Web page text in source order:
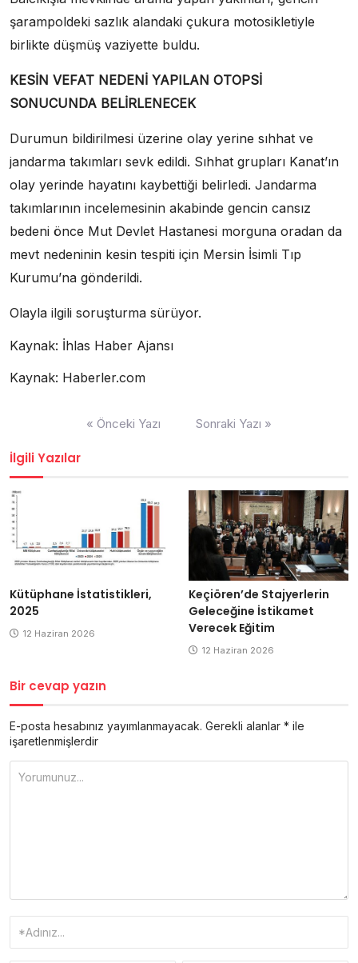
şarampoldeki sazlık alandaki çukura motosikletiyle
birlikte düşmüş vaziyette buldu.
KESİN VEFAT NEDENİ YAPILAN OTOPSİ
SONUCUNDA BELİRLENECEK
Durumun bildirilmesi üzerine olay yerine sıhhat ve
jandarma takımları sevk edildi. Sıhhat grupları Kanat’ın
olay yerinde hayatını kaybettiği belirledi. Jandarma
takımlarının incelemesinin akabinde gencin cansız
bedeni önce Mut Devlet Hastanesi morguna oradan da
mevt nedeninin kesin tespiti için Mersin İsimli Tıp
Kurumu’na gönderildi.
Olayla ilgili soruşturma sürüyor.
Kaynak: İhlas Haber Ajansı
Kaynak: Haberler.com
« Önceki Yazı Sonraki Yazı »
İlgili Yazılar
Kütüphane İstatistikleri,
2025
12 Haziran 2026
Keçiören’de Stajyerlerin
Geleceğine İstikamet
Verecek Eğitim
12 Haziran 2026
Bir cevap yazın
E-posta hesabınız yayımlanmayacak. Gerekli alanlar * ile
işaretlenmişlerdir